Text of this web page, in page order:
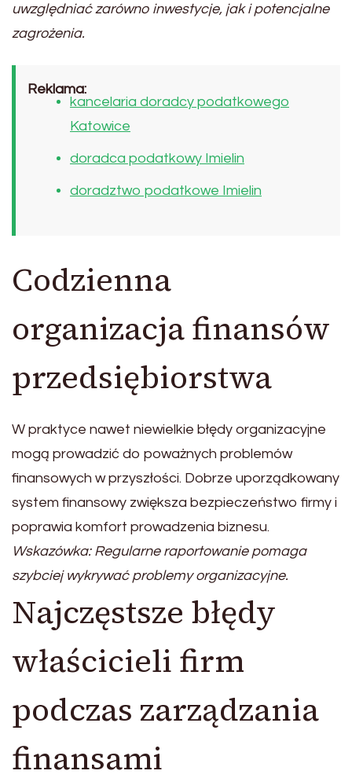
uwzględniać zarówno inwestycje, jak i potencjalne
zagrożenia.
Reklama:
kancelaria doradcy podatkowego
Katowice
doradca podatkowy Imielin
doradztwo podatkowe Imielin
Codzienna
organizacja finansów
przedsiębiorstwa
W praktyce nawet niewielkie błędy organizacyjne
mogą prowadzić do poważnych problemów
finansowych w przyszłości. Dobrze uporządkowany
system finansowy zwiększa bezpieczeństwo firmy i
poprawia komfort prowadzenia biznesu.
Wskazówka: Regularne raportowanie pomaga
szybciej wykrywać problemy organizacyjne.
Najczęstsze błędy
właścicieli firm
podczas zarządzania
finansami